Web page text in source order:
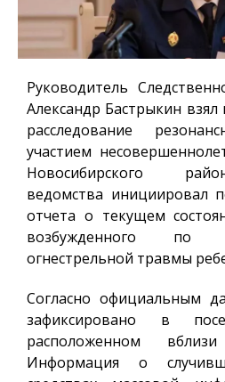
Руководитель
Александр Бастрыкин
расследование
участием
Новосибирского
ведомства инициировал
отчета о текущем
возбужденного по
огнестрельной травмы
Согласно официальным
зафиксировано в
расположенном
Информация о